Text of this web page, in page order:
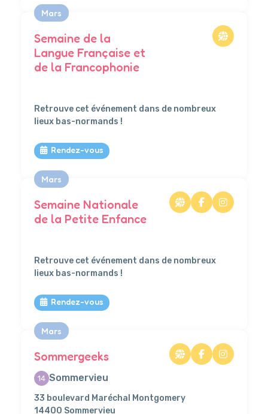
Mars
Semaine de la
Langue Française et
de la Francophonie
Retrouve cet événement dans de nombreux
lieux bas-normands !
Rendez-vous
Mars
Semaine Nationale
de la Petite Enfance
Retrouve cet événement dans de nombreux
lieux bas-normands !
Rendez-vous
Mars
Sommergeeks
14 Sommervieu
33 boulevard Maréchal Montgomery
14400 Sommervieu